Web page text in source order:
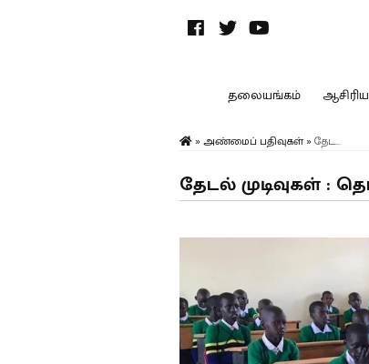
தலையங்கம்
» அண்மைப் பதிவுகள்» தேட...
தேடல் முடிவுகள் :